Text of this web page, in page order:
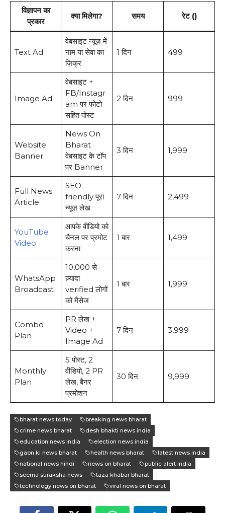
विज्ञापन का
प्रकार
क्या मिलेगा? समय रेट (₹)
Text Ad
वेबसाइट न्यूज़ में
नाम या सेवा का
ज़िक्र
1 दिन ₹499
Image Ad
वेबसाइट +
FB/Instagr
am पर फोटो
सहित पोस्ट
2 दिन ₹999
Website
Banner
News On
Bharat
वेबसाइट के टॉप
पर Banner
3 दिन ₹1,999
Full News
Article
SEO-
friendly पूरा
न्यूज़ लेख
7 दिन ₹2,499
YouTube
Video
आपके वीडियो को
चैनल पर प्रमोट
करना
1 बार ₹1,499
WhatsApp
Broadcast
10,000 से
ज़्यादा
verified लोगों
को मैसेज
1 बार ₹1,999
Combo
Plan
PR लेख +
Video +
Image Ad
7 दिन ₹3,999
Monthly
Plan
5 पोस्ट, 2
वीडियो, 2 PR
लेख, बैनर
प्रमोशन
30 दिन ₹9,999
bharat news today
breaking news bharat
crime news bharat
desh bhakti news india
education news india
election news india
gaon ki news bharat
health news bharat
latest news india
national news hindi
news on bharat
public alert india
seema suraksha news
taza khabar bharat
technology news on bharat
viral news on bharat